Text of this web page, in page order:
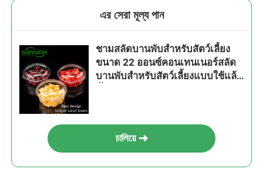
এর সেরা মূল্য পান
ชามสลัดบานพับสำหรับสัตว์เลี้ยง
ขนาด 22 ออนซ์คอนเทนเนอร์สลัด
บานพับสำหรับสัตว์เลี้ยงแบบใช้แล้ว
চালিয়ে